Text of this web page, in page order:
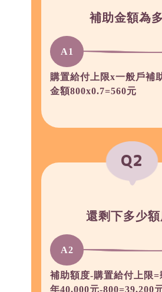
補助金額為
A1
購置給付上限x一般戶補
金額800x0.7=560元
Q2
還剩下多少額
A2
補助額度-購置給付上限=
年40,000元-800=39,200